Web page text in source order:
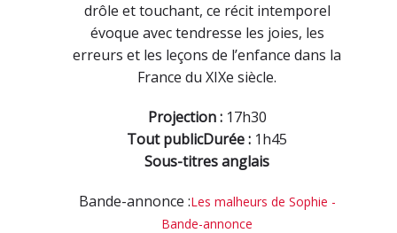
drôle et touchant, ce récit intemporel
évoque avec tendresse les joies, les
erreurs et les leçons de l’enfance dans la
France du XIXe siècle.
Projection :17h30
Tout publicDurée : 1h45
Sous-titres anglais
Bande-annonce :Les malheurs de Sophie -
Bande-annonce